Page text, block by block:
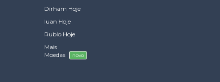
Dirham Hoje
Iuan Hoje
Rublo Hoje
Mais
Moedas
novo